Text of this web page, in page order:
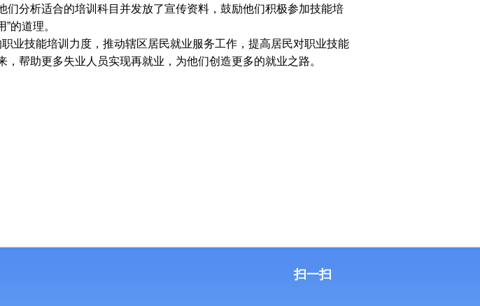
分析适合的培训科目并发放了宣传资料，鼓励他们积极参加技能培
的道理。
技能培训力度，推动辖区居民就业服务工作，提高居民对职业技能
帮助更多失业人员实现再就业，为他们创造更多的就业之路。
扫一扫